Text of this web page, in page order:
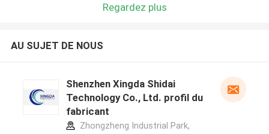
Regardez plus
AU SUJET DE NOUS
Shenzhen Xingda Shidai
Technology Co., Ltd. profil du
fabricant
Zhongzheng Industrial Park,